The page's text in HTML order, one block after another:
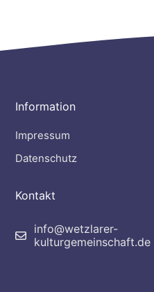
Information
Impressum
Datenschutz
Kontakt
info@wetzlarer-
kulturgemeinschaft.de